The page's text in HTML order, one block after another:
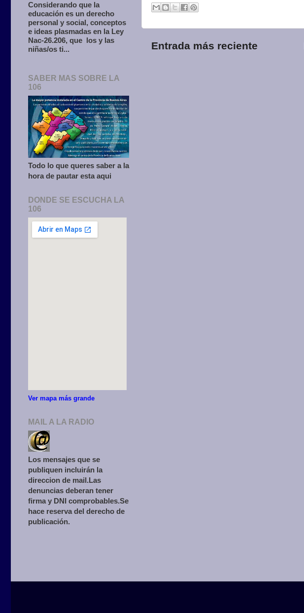
Entrada más reciente
Considerando que la
educación es un derecho
personal y social, conceptos
e ideas plasmadas en la Ley
Nac-26.206, que los y las
niñas/os ti...
SABER MAS SOBRE LA
106
Todo lo que queres saber a la
hora de pautar esta aqui
DONDE SE ESCUCHA LA
106
Ver mapa más grande
MAIL A LA RADIO
Los mensajes que se
publiquen incluirán la
direccion de mail.Las
denuncias deberan tener
firma y DNI comprobables.Se
hace reserva del derecho de
publicación.